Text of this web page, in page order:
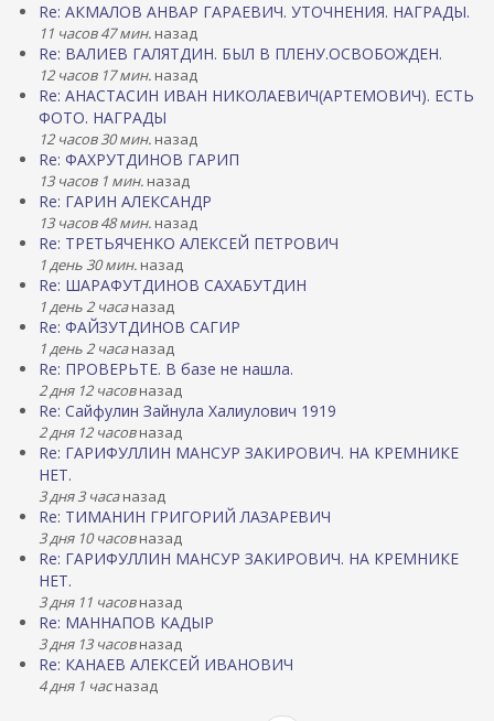
Re: АКМАЛОВ АНВАР ГАРАЕВИЧ. УТОЧНЕНИЯ. НАГРАДЫ.
11 часов 47 мин. назад
Re: ВАЛИЕВ ГАЛЯТДИН. БЫЛ В ПЛЕНУ.ОСВОБОЖДЕН.
12 часов 17 мин. назад
Re: АНАСТАСИН ИВАН НИКОЛАЕВИЧ(АРТЕМОВИЧ). ЕСТЬ
ФОТО. НАГРАДЫ
12 часов 30 мин. назад
Re: ФАХРУТДИНОВ ГАРИП
13 часов 1 мин. назад
Re: ГАРИН АЛЕКСАНДР
13 часов 48 мин. назад
Re: ТРЕТЬЯЧЕНКО АЛЕКСЕЙ ПЕТРОВИЧ
1 день 30 мин. назад
Re: ШАРАФУТДИНОВ САХАБУТДИН
1 день 2 часаназад
Re: ФАЙЗУТДИНОВ САГИР
1 день 2 часаназад
Re: ПРОВЕРЬТЕ. В базе не нашла.
2 дня 12 часовназад
Re: Сайфулин Зайнула Халиулович 1919
2 дня 12 часовназад
Re: ГАРИФУЛЛИН МАНСУР ЗАКИРОВИЧ. НА КРЕМНИКЕ
НЕТ.
3 дня 3 часаназад
Re: ТИМАНИН ГРИГОРИЙ ЛАЗАРЕВИЧ
3 дня 10 часовназад
Re: ГАРИФУЛЛИН МАНСУР ЗАКИРОВИЧ. НА КРЕМНИКЕ
НЕТ.
3 дня 11 часовназад
Re: МАННАПОВ КАДЫР
3 дня 13 часовназад
Re: КАНАЕВ АЛЕКСЕЙ ИВАНОВИЧ
4 дня 1 часназад